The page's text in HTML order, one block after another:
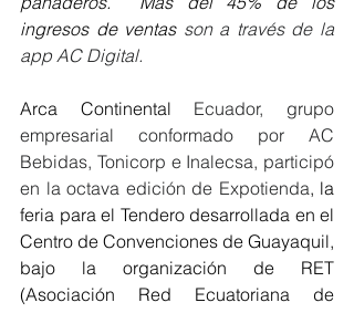
ingresos de ventas son a través de la
app AC Digital.
Arca Continental Ecuador, grupo
empresarial conformado por AC
Bebidas, Tonicorp e Inalecsa, participó
en la octava edición de Expotienda, la
feria para el Tendero desarrollada en el
Centro de Convenciones de Guayaquil,
bajo la organización de RET
(Asociación Red Ecuatoriana de